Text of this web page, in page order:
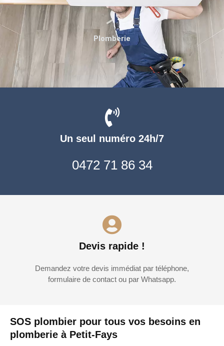
SOS plombier pour tous vos besoins en
plomberie à Petit-Fays
Un seul numéro 24h/7
0472 71 86 34
Devis rapide !
Demandez votre devis immédiat par téléphone,
formulaire de contact ou par Whatsapp.
Plomberie